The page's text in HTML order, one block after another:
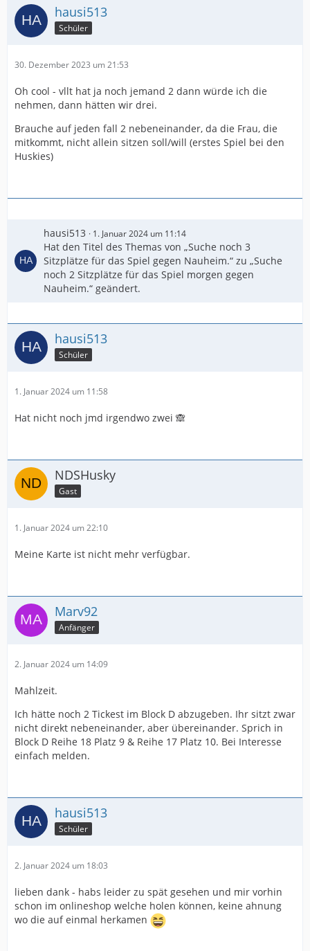
hausi513
Schüler
30. Dezember 2023 um 21:53
Oh cool - vllt hat ja noch jemand 2 dann würde ich die
nehmen, dann hätten wir drei.
Brauche auf jeden fall 2 nebeneinander, da die Frau, die
mitkommt, nicht allein sitzen soll/will (erstes Spiel bei den
Huskies)
hausi513 1. Januar 2024 um 11:14
Hat den Titel des Themas von „Suche noch 3
Sitzplätze für das Spiel gegen Nauheim.“ zu „Suche
noch 2 Sitzplätze für das Spiel morgen gegen
Nauheim.“ geändert.
hausi513
Schüler
1. Januar 2024 um 11:58
Hat nicht noch jmd irgendwo zwei 🙈
NDSHusky
Gast
1. Januar 2024 um 22:10
Meine Karte ist nicht mehr verfügbar.
Marv92
Anfänger
2. Januar 2024 um 14:09
Mahlzeit.
Ich hätte noch 2 Tickest im Block D abzugeben. Ihr sitzt zwar
nicht direkt nebeneinander, aber übereinander. Sprich in
Block D Reihe 18 Platz 9 & Reihe 17 Platz 10. Bei Interesse
einfach melden.
hausi513
Schüler
2. Januar 2024 um 18:03
lieben dank - habs leider zu spät gesehen und mir vorhin
schon im onlineshop welche holen können, keine ahnung
wo die auf einmal herkamen